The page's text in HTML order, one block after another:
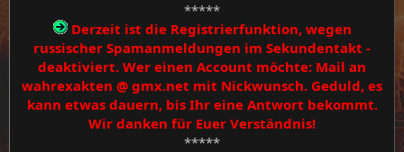
*****
Derzeit ist die Registrierfunktion, wegen
russischer Spamanmeldungen im Sekundentakt -
deaktiviert. Wer einen Account möchte: Mail an
wahrexakten @ gmx.net mit Nickwunsch. Geduld, es
kann etwas dauern, bis Ihr eine Antwort bekommt.
Wir danken für Euer Verständnis!
*****